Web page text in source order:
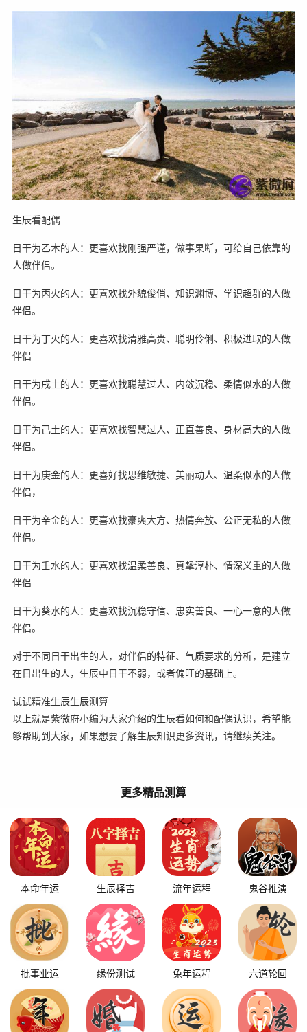
生辰看配偶
日干为乙木的人：更喜欢找刚强严谨，做事果断，可给自己依靠的
人做伴侣。
日干为丙火的人：更喜欢找外貌俊俏、知识渊博、学识超群的人做
伴侣。
日干为丁火的人：更喜欢找清雅高贵、聪明伶俐、积极进取的人做
伴侣
日干为戌土的人：更喜欢找聪慧过人、内敛沉稳、柔情似水的人做
伴侣。
日干为己土的人：更喜欢找智慧过人、正直善良、身材高大的人做
伴侣。
日干为庚金的人：更喜好找思维敏捷、美丽动人、温柔似水的人做
伴侣，
日干为辛金的人：更喜欢找豪爽大方、热情奔放、公正无私的人做
伴侣。
日干为壬水的人：更喜欢找温柔善良、真挚淳朴、情深义重的人做
伴侣
日干为葵水的人：更喜欢找沉稳守信、忠实善良、一心一意的人做
伴侣。
对于不同日干出生的人，对伴侣的特征、气质要求的分析，是建立
在日出生的人，生辰中日干不弱，或者偏旺的基础上。
试试精准生辰生辰测算
以上就是紫微府小编为大家介绍的生辰看如何和配偶认识，希望能
够帮助到大家，如果想要了解生辰知识更多资讯，请继续关注。
更多精品测算
本命年运 生辰择吉 流年运程 鬼谷推演
批事业运 缘份测试 兔年运程 六道轮回